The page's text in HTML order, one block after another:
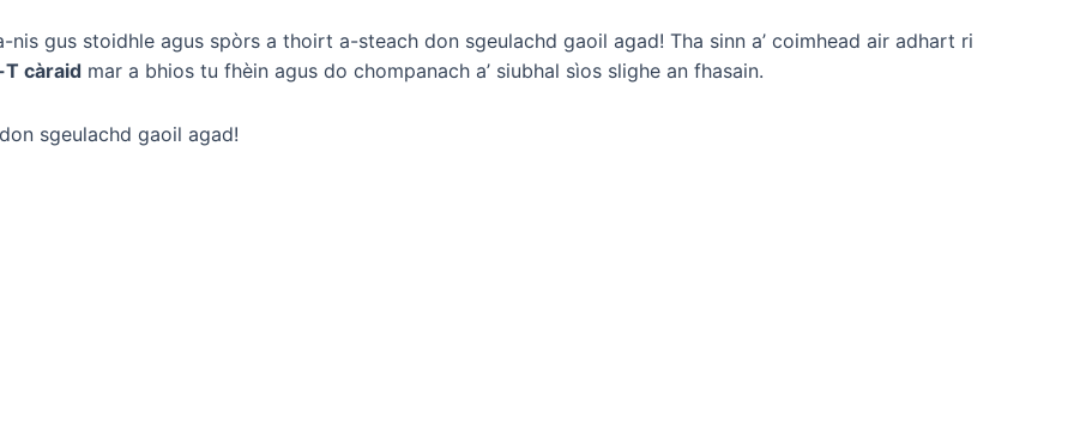
gus stoidhle agus spòrs a thoirt a-steach don sgeulachd gaoil agad! Tha sinn a’ coimhead air adhart ri
càraid mar a bhios tu fhèin agus do chompanach a’ siubhal sìos slighe an fhasain.
sgeulachd gaoil agad!